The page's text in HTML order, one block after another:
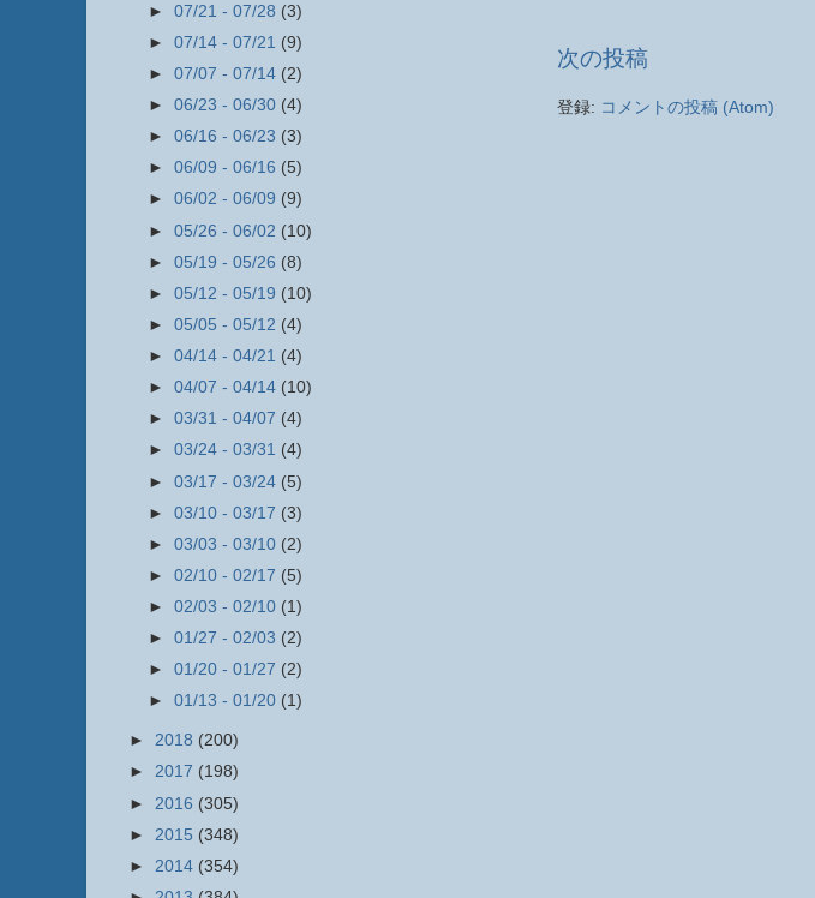
次の投稿
登録: コメントの投稿 (Atom)
► 07/21 - 07/28 (3)
► 07/14 - 07/21 (9)
► 07/07 - 07/14 (2)
► 06/23 - 06/30 (4)
► 06/16 - 06/23 (3)
► 06/09 - 06/16 (5)
► 06/02 - 06/09 (9)
► 05/26 - 06/02 (10)
► 05/19 - 05/26 (8)
► 05/12 - 05/19 (10)
► 05/05 - 05/12 (4)
► 04/14 - 04/21 (4)
► 04/07 - 04/14 (10)
► 03/31 - 04/07 (4)
► 03/24 - 03/31 (4)
► 03/17 - 03/24 (5)
► 03/10 - 03/17 (3)
► 03/03 - 03/10 (2)
► 02/10 - 02/17 (5)
► 02/03 - 02/10 (1)
► 01/27 - 02/03 (2)
► 01/20 - 01/27 (2)
► 01/13 - 01/20 (1)
► 2018 (200)
► 2017 (198)
► 2016 (305)
► 2015 (348)
► 2014 (354)